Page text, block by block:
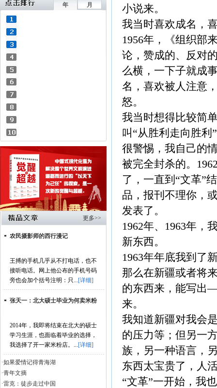
年 月
更多>>
农民摄影师的西行漫记
王搏的手机几乎从不打电话，也不
接听电话。网上他公布的手机号码
旁也会加个括号注明：只...[详细]
张天一：北大硕士毕业为何卖米粉
2014年，我即将结束在北大的硕士
学习生涯，也面临着毕业的选择，
我选择了开一家米粉店。...[详细]
·如果爱情记得青海湖
·青年文摘
·雷克：徒步走过中国
小说来。
我当时喜欢成名，
1956年，《组织部
论，赞成的、反对
么横，一下子就成
名，喜欢被人注意
怒。
我当时想得比较简
叫“从胜利走向胜利
很警惕，我自己的
被完全封杀的。
了，一直到“文革”
品，报刊不理你，
发表了。
1962年、1963年，
新东西。
1963年年底我到了
那么在新疆或者将
的东西来，能写出
来。
我知道新疆对我会
的压力等；但另一
族，另一种语言，
东西太宝贵了，人
“文革”一开始，我